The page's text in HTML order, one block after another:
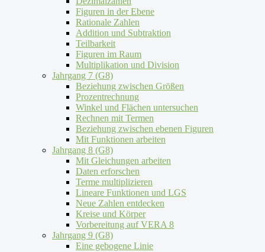
Figuren in der Ebene
Rationale Zahlen
Addition und Subtraktion
Teilbarkeit
Figuren im Raum
Multiplikation und Division
Jahrgang 7 (G8)
Beziehung zwischen Größen
Prozentrechnung
Winkel und Flächen untersuchen
Rechnen mit Termen
Beziehung zwischen ebenen Figuren
Mit Funktionen arbeiten
Jahrgang 8 (G8)
Mit Gleichungen arbeiten
Daten erforschen
Terme multiplizieren
Lineare Funktionen und LGS
Neue Zahlen entdecken
Kreise und Körper
Vorbereitung auf VERA 8
Jahrgang 9 (G8)
Eine gebogene Linie